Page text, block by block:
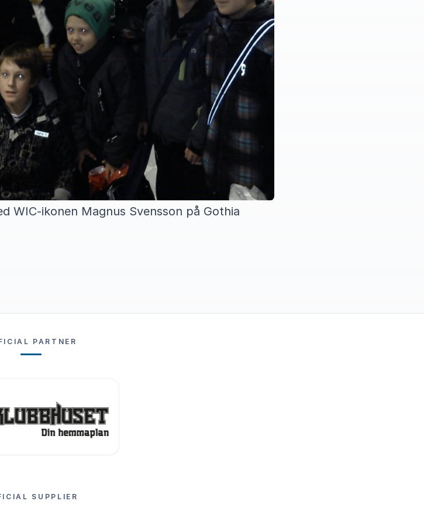
WIC-ikonen Magnus Svensson på Gothia
PARTNER
SUPPLIER